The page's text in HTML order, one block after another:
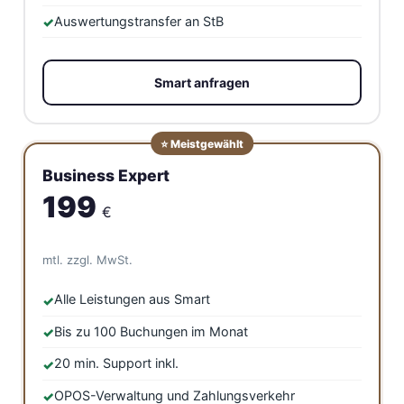
Auswertungstransfer an StB
Smart anfragen
⭐ Meistgewählt
Business Expert
199€
mtl. zzgl. MwSt.
Alle Leistungen aus Smart
Bis zu 100 Buchungen im Monat
20 min. Support inkl.
OPOS-Verwaltung und Zahlungsverkehr